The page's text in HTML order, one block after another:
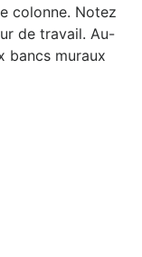
colonne. Notez
de travail. Au-
bancs muraux